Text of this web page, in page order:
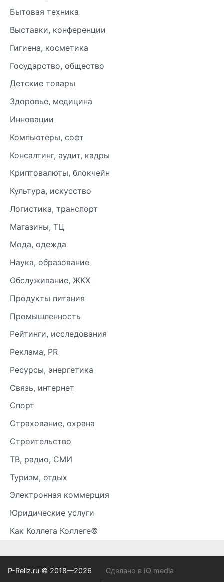
Бытовая техника
Выставки, конференции
Гигиена, косметика
Государство, общество
Детские товары
Здоровье, медицина
Инновации
Компьютеры, софт
Консалтинг, аудит, кадры
Криптовалюты, блокчейн
Культура, искусство
Логистика, транспорт
Магазины, ТЦ
Мода, одежда
Наука, образование
Обслуживание, ЖКХ
Продукты питания
Промышленность
Рейтинги, исследования
Реклама, PR
Ресурсы, энергетика
Связь, интернет
Спорт
Страхование, охрана
Строительство
ТВ, радио, СМИ
Туризм, отдых
Электронная коммерция
Юридические услуги
Как Коллега Коллеге©
P-Reliz.ru © 2018—2026
Сделано в IQ media